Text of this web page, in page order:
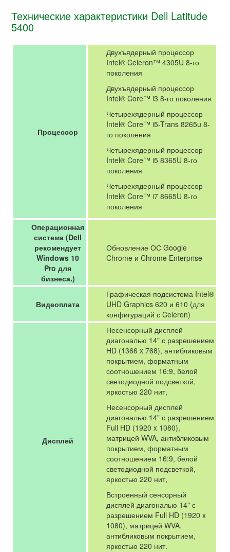
Технические характеристики Dell Latitude
5400
Процессор
Двухъядерный процессор
Intel® Celeron™ 4305U 8-го
поколения
Двухъядерный процессор
Intel® Core™ i3 8-го поколения
Четырехядерный процессор
Intel® Core™ i5-Trans 8265u 8-
го поколения
Четырехядерный процессор
Intel® Core™ i5 8365U 8-го
поколения
Четырехядерный процессор
Intel® Core™ i7 8665U 8-го
поколения
Операционная
система (Dell
рекомендует
Windows 10
Pro для
бизнеса.)
Обновление ОС Google
Chrome и Chrome Enterprise
Видеоплата
Графическая подсистема Intel®
UHD Graphics 620 и 610 (для
конфигураций с Celeron)
Дисплей
Несенсорный дисплей
диагональю 14" с разрешением
HD (1366 x 768), антибликовым
покрытием, форматным
соотношением 16:9, белой
светодиодной подсветкой,
яркостью 220 нит,
Несенсорный дисплей
диагональю 14" с разрешением
Full HD (1920 x 1080),
матрицей WVA, антибликовым
покрытием, форматным
соотношением 16:9, белой
светодиодной подсветкой,
яркостью 220 нит,
Встроенный сенсорный
дисплей диагональю 14" с
разрешением Full HD (1920 x
1080), матрицей WVA,
антибликовым покрытием,
яркостью 220 нит.